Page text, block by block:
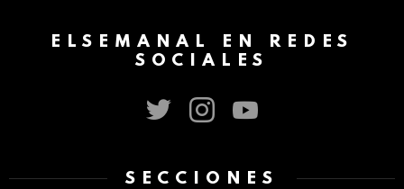
ELSEMANAL EN REDES
SOCIALES
SECCIONES